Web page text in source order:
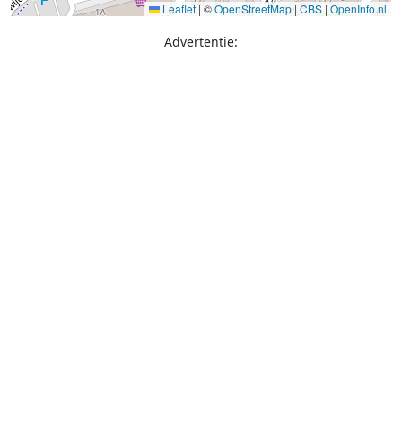
Leaflet | ©OpenStreetMap | CBS | OpenInfo.nl
Advertentie: